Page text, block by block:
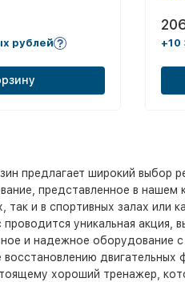
рублей +10
предлагает широкий выбор
представленное в нашем
так и в спортивных залах или
проводится уникальная
и надежное оборудование
восстановлению двигательных
хороший тренажер,